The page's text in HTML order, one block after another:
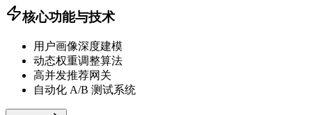
核心功能与技术
用户画像深度建模
动态权重调整算法
高并发推荐网关
自动化 A/B 测试系统